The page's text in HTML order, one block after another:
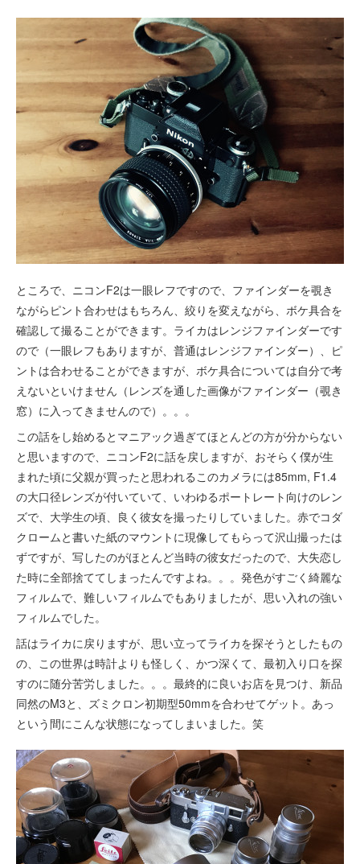
ところで、ニコンF2は一眼レフですので、ファインダーを覗き
ながらピント合わせはもちろん、絞りを変えながら、ボケ具合を
確認して撮ることができます。ライカはレンジファインダーです
ので（一眼レフもありますが、普通はレンジファインダー）、ピ
ントは合わせることができますが、ボケ具合については自分で考
えないといけません（レンズを通した画像がファインダー（覗き
窓）に入ってきませんので）。。。
この話をし始めるとマニアック過ぎてほとんどの方が分からない
と思いますので、ニコンF2に話を戻しますが、おそらく僕が生
まれた頃に父親が買ったと思われるこのカメラには85mm, F1.4
の大口径レンズが付いていて、いわゆるポートレート向けのレン
ズで、大学生の頃、良く彼女を撮ったりしていました。赤でコダ
クロームと書いた紙のマウントに現像してもらって沢山撮ったは
ずですが、写したのがほとんど当時の彼女だったので、大失恋し
た時に全部捨ててしまったんですよね。。。発色がすごく綺麗な
フィルムで、難しいフィルムでもありましたが、思い入れの強い
フィルムでした。
話はライカに戻りますが、思い立ってライカを探そうとしたもの
の、この世界は時計よりも怪しく、かつ深くて、最初入り口を探
すのに随分苦労しました。。。最終的に良いお店を見つけ、新品
同然のM3と、ズミクロン初期型50mmを合わせてゲット。あっ
という間にこんな状態になってしまいました。笑